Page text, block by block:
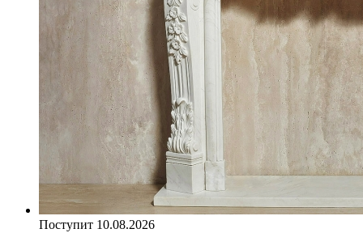
Поступит 10.08.2026